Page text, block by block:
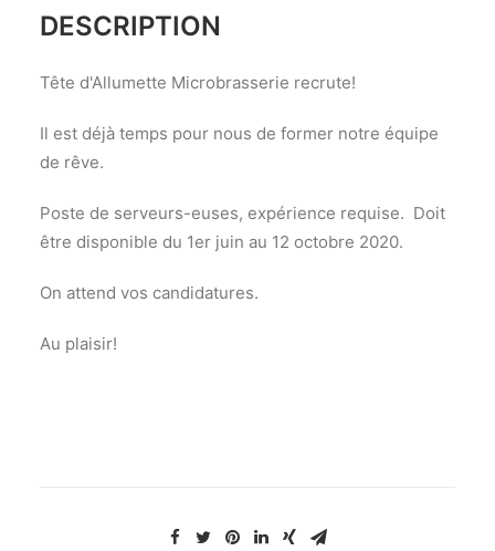
DESCRIPTION
Tête d'Allumette Microbrasserie recrute!
Il est déjà temps pour nous de former notre équipe
de rêve.
Poste de serveurs-euses, expérience requise. Doit
être disponible du 1er juin au 12 octobre 2020.
On attend vos candidatures.
Au plaisir!